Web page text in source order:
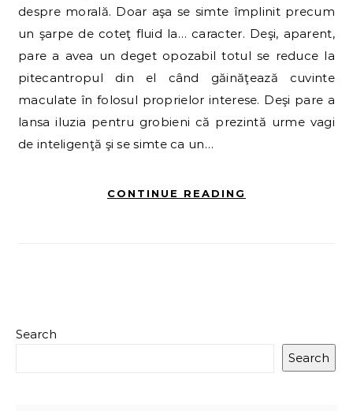
despre morală. Doar aşa se simte împlinit precum
un şarpe de coteţ fluid la… caracter. Deşi, aparent,
pare a avea un deget opozabil totul se reduce la
pitecantropul din el când găinăţează cuvinte
maculate în folosul proprielor interese. Deşi pare a
lansa iluzia pentru grobieni că prezintă urme vagi
de inteligenţă şi se simte ca un…
CONTINUE READING
Search
Search